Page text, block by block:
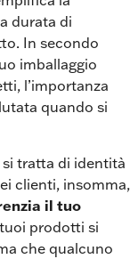
durata di
In secondo
imballaggio
l’importanza
quando si
tratta di identità
clienti, insomma,
il tuo
prodotti si
che qualcuno